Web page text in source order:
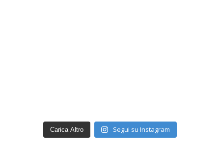
Carica Altro Segui su Instagram